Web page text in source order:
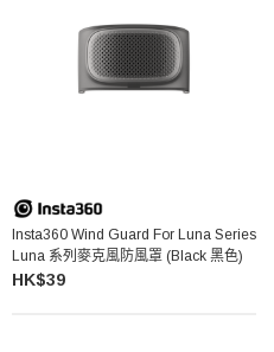
Insta360 Wind Guard For Luna Series
Luna 系列麥克風防風罩 (Black 黑色)
HK$39